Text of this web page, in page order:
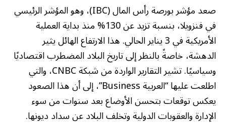
صعد مؤشر بورصة رأس المال (IBC)، وهو المؤشر الرئيسي
في فنزويلا، بنسبة تزيد عن 130% منذ بداية العملية
الأمريكية في 3 يناير الحالي. هذا الارتفاع الهائل يثير
الدهشة، خاصةً بالنظر إلى تاريخ البلاد المضطرب اقتصاديًا
وسياسيًا. تشير التقارير الواردة من شبكة CNBC، والتي
اطلعت عليها “العربية Business”، إلى أن هذا الصعود
يعكس توقعات بتحسن الأوضاع بعد سنوات من سوء
الإدارة والعقوبات الدولية وتخلف البلاد عن سداد ديونها.